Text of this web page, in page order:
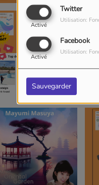
Twitter
Activé
Utilisation:
Facebook
Activé
Utilisation:
Sauvegarder